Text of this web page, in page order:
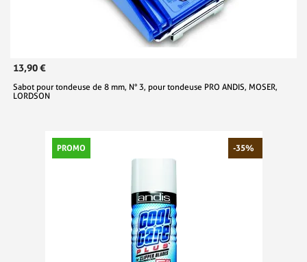
13,90 €
Sabot pour tondeuse de 8 mm, N° 3, pour tondeuse PRO ANDIS, MOSER,
LORDSON
PROMO -35%